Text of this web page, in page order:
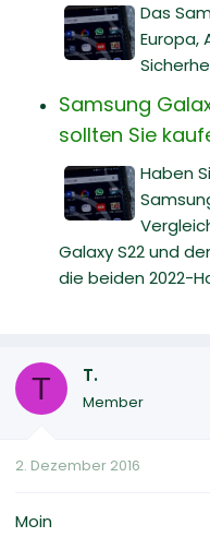
Das
Europa,
Samsung
sollten Sie
Haben
Galaxy S22 und
die beiden 2022-
T T.
Member
2. Dezember 2016
Moin